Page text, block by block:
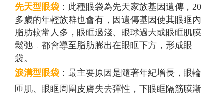
先天型眼袋 ：此種眼袋為先天家族基因遺傳，20
多歲的年輕族群也會有，因遺傳基因使其眼眶內
脂肪較常人多，眼眶過淺、眼球過大或眼眶肌膜
鬆弛，都會導至脂肪膨出在眼眶下方，形成眼
袋。
淚溝型眼袋 ：最主要原因是隨著年紀增長，眼輪
匝肌、眼眶周圍皮膚失去彈性，下眼眶隔筋膜漸